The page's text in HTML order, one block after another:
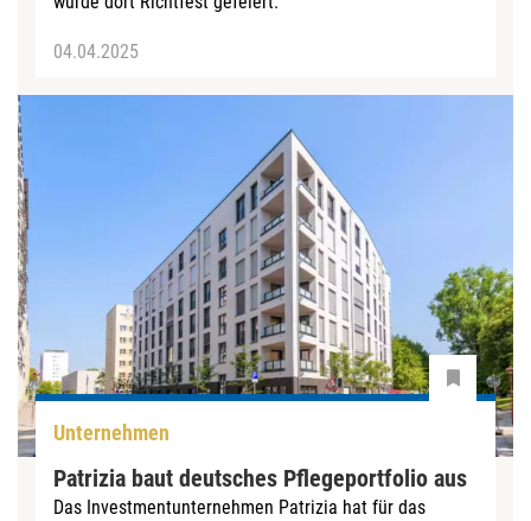
04.04.2025
Unternehmen
Patrizia baut deutsches Pflegeportfolio aus
Das Investmentunternehmen Patrizia hat für das